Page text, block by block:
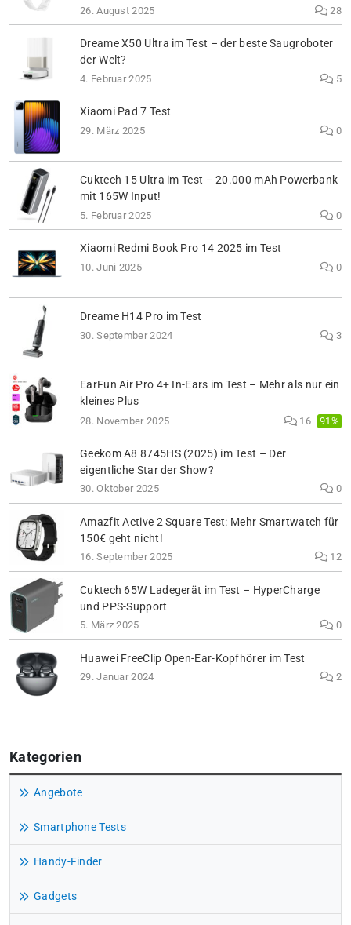
26. August 2025 28
Dreame X50 Ultra im Test – der beste Saugroboter
der Welt?
4. Februar 2025 5
Xiaomi Pad 7 Test
29. März 2025 0
Cuktech 15 Ultra im Test – 20.000 mAh Powerbank
mit 165W Input!
5. Februar 2025 0
Xiaomi Redmi Book Pro 14 2025 im Test
10. Juni 2025 0
Dreame H14 Pro im Test
30. September 2024 3
EarFun Air Pro 4+ In-Ears im Test – Mehr als nur ein
kleines Plus
28. November 2025 16 91%
Geekom A8 8745HS (2025) im Test – Der
eigentliche Star der Show?
30. Oktober 2025 0
Amazfit Active 2 Square Test: Mehr Smartwatch für
150€ geht nicht!
16. September 2025 12
Cuktech 65W Ladegerät im Test – HyperCharge
und PPS-Support
5. März 2025 0
Huawei FreeClip Open-Ear-Kopfhörer im Test
29. Januar 2024 2
Kategorien
Angebote
Smartphone Tests
Handy-Finder
Gadgets